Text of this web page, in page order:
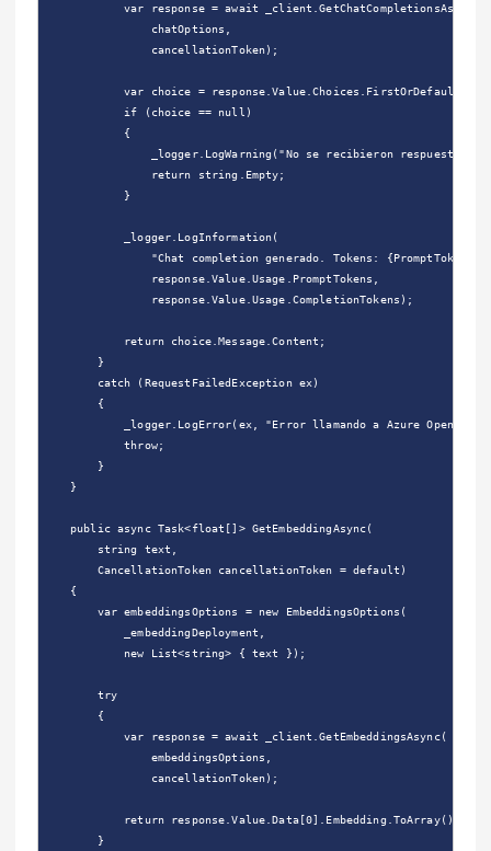
            var response = await _client.GetChatCompletionsAsync(
                chatOptions,
                cancellationToken);
            var choice = response.Value.Choices.FirstOrDefault();
            if (choice == null)
            {
_logger.LogWarning("No se recibieron respuestas
                return string.Empty;
            }
            _logger.LogInformation(
"Chat completion generado. Tokens: {PromptTokens}
                response.Value.Usage.PromptTokens,
                response.Value.Usage.CompletionTokens);
            return choice.Message.Content;
        }
        catch (RequestFailedException ex)
        {
            _logger.LogError(ex, "Error llamando a Azure OpenAI");
            throw;
        }
    }
    public async Task<float[]> GetEmbeddingAsync(
        string text,
        CancellationToken cancellationToken = default)
    {
        var embeddingsOptions = new EmbeddingsOptions(
            _embeddingDeployment,
            new List<string> { text });
        try
        {
            var response = await _client.GetEmbeddingsAsync(
                embeddingsOptions,
                cancellationToken);
            return response.Value.Data[0].Embedding.ToArray();
        }